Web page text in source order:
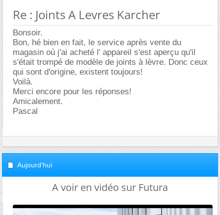
Re : Joints A Levres Karcher
Bonsoir.
Bon, hé bien en fait, le service après vente du
magasin où j'ai acheté l' appareil s'est aperçu qu'il
s'était trompé de modèle de joints à lèvre. Donc ceux
qui sont d'origine, existent toujours!
Voilà.
Merci encore pour les réponses!
Amicalement.
Pascal
Aujourd'hui
A voir en vidéo sur Futura